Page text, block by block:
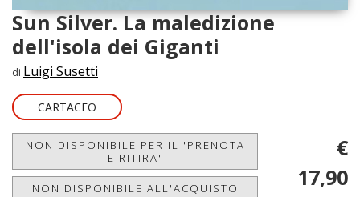
Sun Silver. La maledizione
dell'isola dei Giganti
di Luigi Susetti
CARTACEO
NON DISPONIBILE PER IL 'PRENOTA
E RITIRA'
NON DISPONIBILE ALL'ACQUISTO
€
17,90